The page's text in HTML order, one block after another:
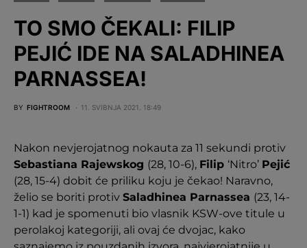
TO SMO ČEKALI: FILIP
PEJIĆ IDE NA SALADHINEA
PARNASSEA!
BY FIGHTROOM 11. SVIBNJA 2021. 18:49
Nakon nevjerojatnog nokauta za 11 sekundi protiv
Sebastiana Rajewskog (28, 10-6), Filip ‘Nitro’ Pejić
(28, 15-4) dobit će priliku koju je čekao! Naravno,
želio se boriti protiv Saladhinea Parnassea (23, 14-
1-1) kad je spomenuti bio vlasnik KSW-ove titule u
perolakoj kategoriji, ali ovaj će dvojac, kako